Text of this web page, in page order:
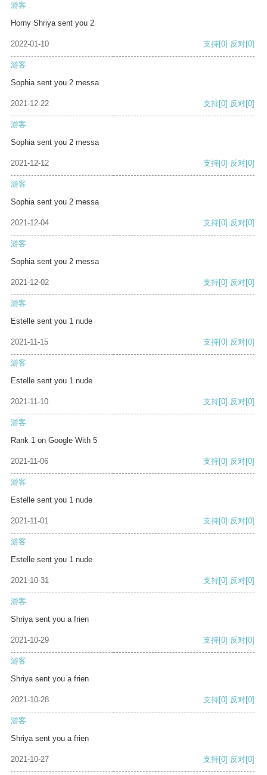
游客
Horny Shriya sent you 2
2022-01-10 支持[0] 反对[0]
游客
Sophia sent you 2 messa
2021-12-22 支持[0] 反对[0]
游客
Sophia sent you 2 messa
2021-12-12 支持[0] 反对[0]
游客
Sophia sent you 2 messa
2021-12-04 支持[0] 反对[0]
游客
Sophia sent you 2 messa
2021-12-02 支持[0] 反对[0]
游客
Estelle sent you 1 nude
2021-11-15 支持[0] 反对[0]
游客
Estelle sent you 1 nude
2021-11-10 支持[0] 反对[0]
游客
Rank 1 on Google With 5
2021-11-06 支持[0] 反对[0]
游客
Estelle sent you 1 nude
2021-11-01 支持[0] 反对[0]
游客
Estelle sent you 1 nude
2021-10-31 支持[0] 反对[0]
游客
Shriya sent you a frien
2021-10-29 支持[0] 反对[0]
游客
Shriya sent you a frien
2021-10-28 支持[0] 反对[0]
游客
Shriya sent you a frien
2021-10-27 支持[0] 反对[0]